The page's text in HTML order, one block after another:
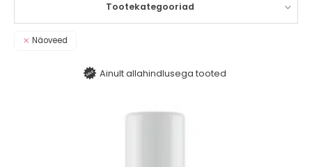
Tootekategooriad
Näoveed
Ainult allahindlusega tooted